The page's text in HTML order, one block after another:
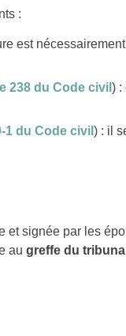
:
est
238 du Code civil ) :
1 du Code civil ) : il
et signée par les
au greffe du